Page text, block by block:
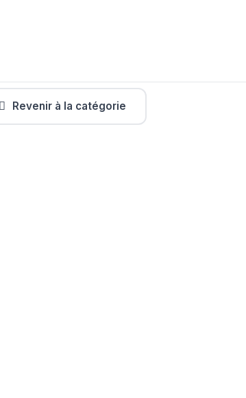
Revenir à la catégorie